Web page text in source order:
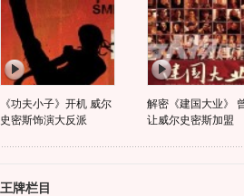
《功夫小子》开机 威尔
史密斯饰演大反派
解密《建国大业》
让威尔史密斯加盟
王牌栏目